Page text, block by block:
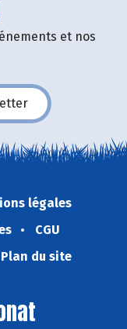
et nos
légales
CGU
Plan du site